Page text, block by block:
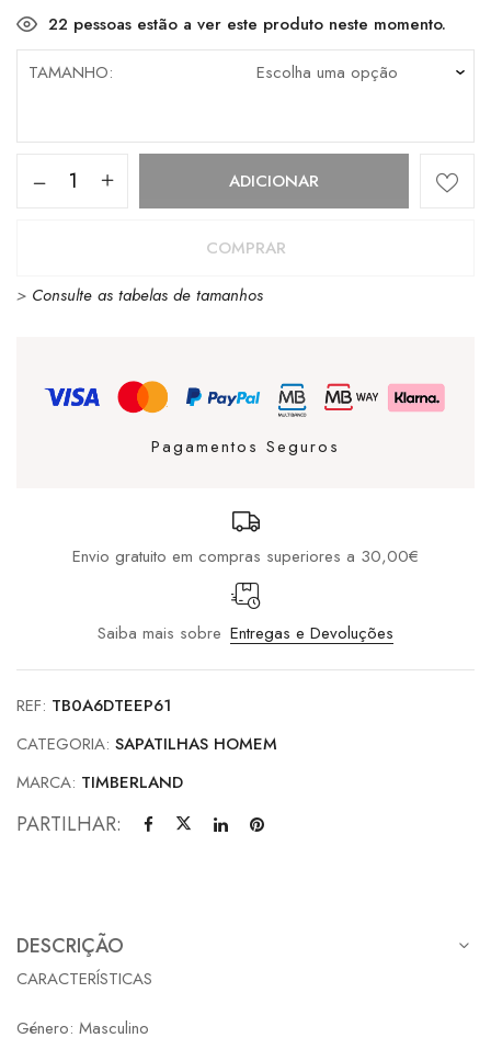
22 pessoas estão a ver este produto neste momento.
TAMANHO
Quantidade
BLUE
ADICIONAR
COMPRAR
> Consulte as tabelas de tamanhos
Pagamentos Seguros
Envio gratuito em compras superiores a 30,00€
Saiba mais sobre Entregas e Devoluções
REF: TB0A6DTEEP61
CATEGORIA: SAPATILHAS HOMEM
MARCA: TIMBERLAND
PARTILHAR:
DESCRIÇÃO
CARACTERÍSTICAS
Género: Masculino